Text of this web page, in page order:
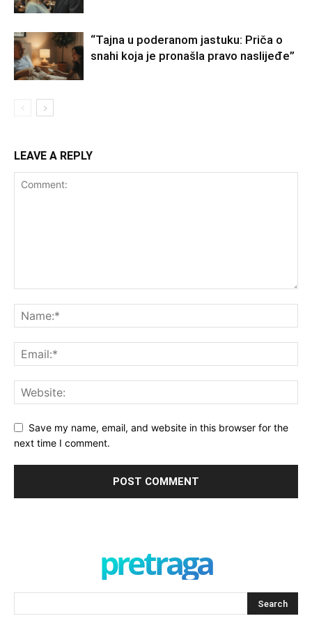
“Tajna u poderanom jastuku: Priča o
snahi koja je pronašla pravo naslijeđe”
LEAVE A REPLY
Save my name, email, and website in this browser for the
next time I comment.
pretraga